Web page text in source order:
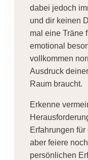
dabei jedoch
und dir keinen
mal eine Träne
emotional
vollkommen
Ausdruck
Raum braucht.
Erkenne
Erfahrungen
aber feiere
persönlichen